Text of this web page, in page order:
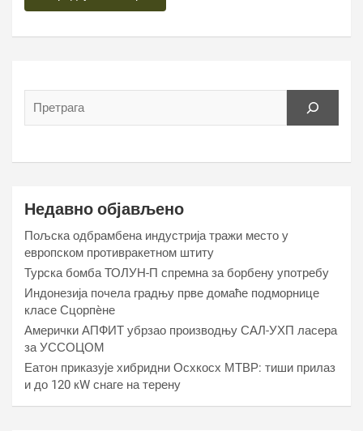
Недавно објављено
Пољска одбрамбена индустрија тражи место у
европском противракетном штиту
Турска бомба ТОЛУН-П спремна за борбену употребу
Индонезија почела градњу прве домаће подморнице
класе Сцорпèне
Амерички АПФИТ убрзао производњу САЛ-УХП ласера
за УССОЦОМ
Еатон приказује хибридни Осхкосх МТВР: тиши прилаз
и до 120 кW снаге на терену